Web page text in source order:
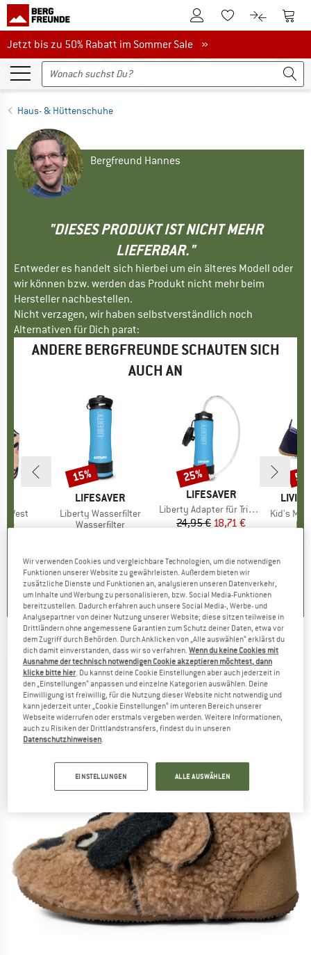
Zum KundenkontoZum Merkzettel.
Zum Zum
Jetzt bis zu 50% Rabatt im Sommer Sale
Jetzt bis zu 50% Rabatt im Sommer Sale »
Haus- & Hüttenschuhe
Bergfreund Hannes
"DIESES PRODUKT IST NICHT MEHR
LIEFERBAR."
Entweder es handelt sich hierbei um ein älteres Modell oder
wir können bzw. werden das Produkt nicht mehr beim
Hersteller nachbestellen.
Nicht verzagen, wir haben selbstverständlich noch
Alternativen für Dich parat:
ANDERE BERGFREUNDE SCHAUTEN SICH
AUCH AN
Vest
MARKE
LIFESAVER
Artikel
Liberty Wasserfilter
Produktgruppe
Wasserfilter
0,0(0)
Rabatt
15%
MARKE
LIFESAVER
Artikel
Liberty Adapter für Trinkblase
Preis
24,95 €reduzierter Preis
18,71 €
0,0(0)
Rabatt
25%
Artikel
Kid's Molly
LIVING KITZBÜHEL - Kid's Hermann Hund
Klettschuh - Hausschuhe
(0)
Wir verwenden Cookies und vergleichbare Technologien, um die notwendigen
Funktionen unserer Website zu gewährleisten. Außerdem bieten wir
zusätzliche Dienste und Funktionen an, analysieren unseren Datenverkehr,
um Inhalte und Werbung zu personalisieren, bzw. Social Media-Funktionen
bereitzustellen. Dadurch erfahren auch unsere Social Media-, Werbe- und
Analysepartner von deiner Nutzung unserer Website; diese sitzen teilweise in
Drittländern ohne angemessene Garantien zum Schutz deiner Daten, etwa vor
dem Zugriff durch Behörden. Durch Anklicken von „Alle auswählen“ erklärst du
dich damit einverstanden, dass wir so verfahren.Wenn du keine Cookies mit
Ausnahme der technisch notwendigen Cookie akzeptieren möchtest, dann
klicke bitte hier. Du kannst deine Cookie Einstellungen aber auch jederzeit in
den „Einstellungen“ anpassen und einzelne Kategorien auswählen. Deine
Einwilligung ist freiwillig, für die Nutzung dieser Website nicht notwendig und
kann jederzeit unter „Cookie Einstellungen“ im unteren Bereich unserer
Webseite widerrufen oder erstmals vergeben werden. Weitere Informationen,
auch zu Risiken der Drittlandstransfers, findest du in unseren
Datenschutzhinweisen.
EINSTELLUNGEN ALLE AUSWÄHLEN